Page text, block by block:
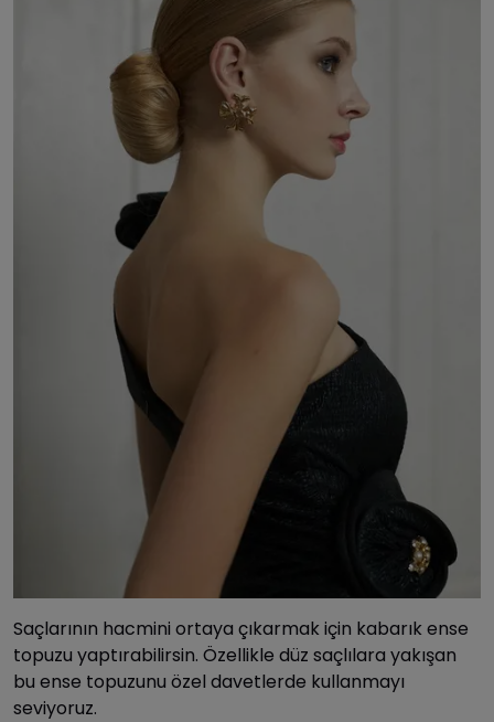
Saçlarının hacmini ortaya çıkarmak için kabarık ense
topuzu yaptırabilirsin. Özellikle düz saçlılara yakışan
bu ense topuzunu özel davetlerde kullanmayı
seviyoruz.